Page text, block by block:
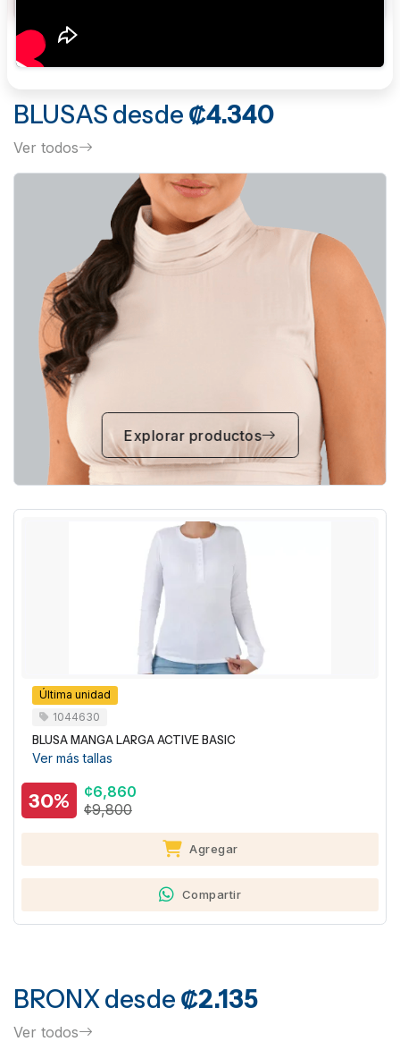
BLUSAS desde ₡4.340
Ver todos
Explorar productos
1047760
BLUSA ACTIVE USA
Ver más tallas
19%
¢12,900
BRONXdesde ₡2.135
Ver todos